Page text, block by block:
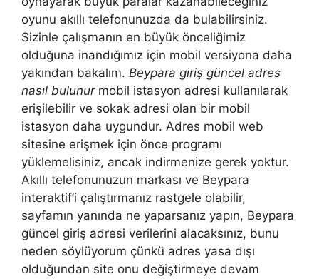
oyunu akıllı telefonunuzda da bulabilirsiniz.
Sizinle çalışmanın en büyük önceliğimiz
olduğuna inandığımız için mobil versiyona daha
yakından bakalım. Beypara giriş güncel adres
nasıl bulunurmobil istasyon adresi kullanılarak
erişilebilir ve sokak adresi olan bir mobil
istasyon daha uygundur. Adres mobil web
sitesine erişmek için önce programı
yüklemelisiniz, ancak indirmenize gerek yoktur.
Akıllı telefonunuzun markası ve Beypara
interaktif’i çalıştırmanız rastgele olabilir,
sayfamın yanında ne yaparsanız yapın, Beypara
güncel giriş adresi verilerini alacaksınız, bunu
neden söylüyorum çünkü adres yasa dışı
olduğundan site onu değiştirmeye devam